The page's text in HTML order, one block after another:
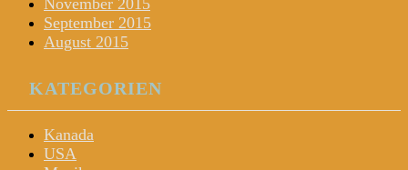
September 2015
August 2015
KATEGORIEN
Kanada
USA